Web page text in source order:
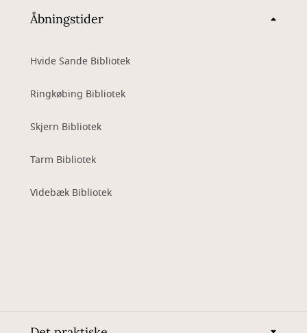
Åbningstider
Hvide Sande Bibliotek
Ringkøbing Bibliotek
Skjern Bibliotek
Tarm Bibliotek
Videbæk Bibliotek